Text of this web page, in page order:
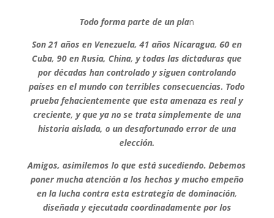
Todo forma parte de un plan
Son 21 años en Venezuela, 41 años Nicaragua, 60 en
Cuba, 90 en Rusia, China, y todas las dictaduras que
por décadas han controlado y siguen controlando
países en el mundo con terribles consecuencias. Todo
prueba fehacientemente que esta amenaza es real y
creciente, y que ya no se trata simplemente de una
historia aislada, o un desafortunado error de una
elección.
Amigos, asimilemos lo que está sucediendo. Debemos
poner mucha atención a los hechos y mucho empeño
en la lucha contra esta estrategia de dominación,
diseñada y ejecutada coordinadamente por los